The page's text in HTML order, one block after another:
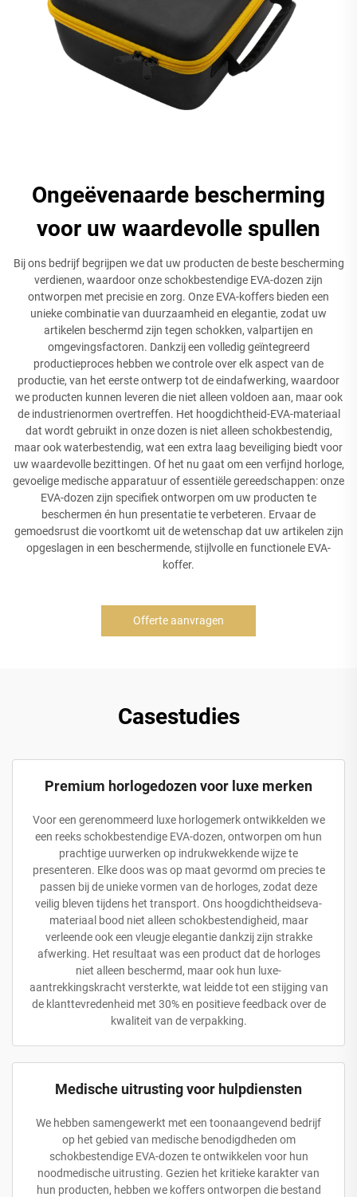
Ongeëvenaarde bescherming
voor uw waardevolle spullen
Bij ons bedrijf begrijpen we dat uw producten de beste bescherming
verdienen, waardoor onze schokbestendige EVA-dozen zijn
ontworpen met precisie en zorg. Onze EVA-koffers bieden een
unieke combinatie van duurzaamheid en elegantie, zodat uw
artikelen beschermd zijn tegen schokken, valpartijen en
omgevingsfactoren. Dankzij een volledig geïntegreerd
productieproces hebben we controle over elk aspect van de
productie, van het eerste ontwerp tot de eindafwerking, waardoor
we producten kunnen leveren die niet alleen voldoen aan, maar ook
de industrienormen overtreffen. Het hoogdichtheid-EVA-materiaal
dat wordt gebruikt in onze dozen is niet alleen schokbestendig,
maar ook waterbestendig, wat een extra laag beveiliging biedt voor
uw waardevolle bezittingen. Of het nu gaat om een verfijnd horloge,
gevoelige medische apparatuur of essentiële gereedschappen: onze
EVA-dozen zijn specifiek ontworpen om uw producten te
beschermen én hun presentatie te verbeteren. Ervaar de
gemoedsrust die voortkomt uit de wetenschap dat uw artikelen zijn
opgeslagen in een beschermende, stijlvolle en functionele EVA-
koffer.
Offerte aanvragen
Casestudies
Premium horlogedozen voor luxe merken
Voor een gerenommeerd luxe horlogemerk ontwikkelden we
een reeks schokbestendige EVA-dozen, ontworpen om hun
prachtige uurwerken op indrukwekkende wijze te
presenteren. Elke doos was op maat gevormd om precies te
passen bij de unieke vormen van de horloges, zodat deze
veilig bleven tijdens het transport. Ons hoogdichtheidseva-
materiaal bood niet alleen schokbestendigheid, maar
verleende ook een vleugje elegantie dankzij zijn strakke
afwerking. Het resultaat was een product dat de horloges
niet alleen beschermd, maar ook hun luxe-
aantrekkingskracht versterkte, wat leidde tot een stijging van
de klanttevredenheid met 30% en positieve feedback over de
kwaliteit van de verpakking.
Medische uitrusting voor hulpdiensten
We hebben samengewerkt met een toonaangevend bedrijf
op het gebied van medische benodigdheden om
schokbestendige EVA-dozen te ontwikkelen voor hun
noodmedische uitrusting. Gezien het kritieke karakter van
hun producten, hebben we koffers ontworpen die bestand